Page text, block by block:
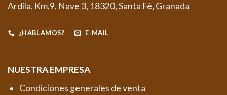
Ardila, Km.9, Nave 3, 18320, Santa Fé, Granada
¿HABLAMOS? E-MAIL
NUESTRA EMPRESA
Condiciones generales de venta